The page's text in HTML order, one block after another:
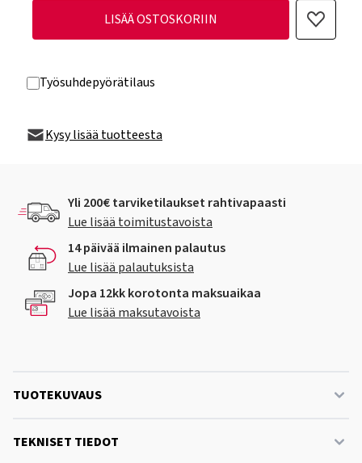
LISÄÄ OSTOSKORIIN
Työsuhdepyörätilaus
Kysy lisää tuotteesta
Yli 200€ tarviketilaukset rahtivapaasti
Lue lisää toimitustavoista
14 päivää ilmainen palautus
Lue lisää palautuksista
Jopa 12kk korotonta maksuaikaa
Lue lisää maksutavoista
TUOTEKUVAUS
TEKNISET TIEDOT